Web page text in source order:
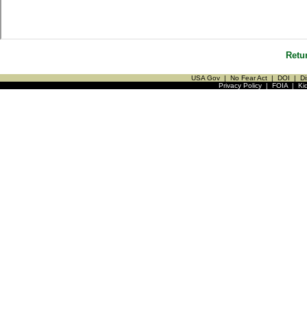
USA Gov | No Fear Act | DOI |
Privacy Policy| FOIA|